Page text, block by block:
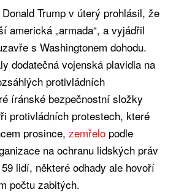
Trump v úterý prohlásil, že
americká „armada“, a vyjádřil
s Washingtonem dohodu.
dodatečná vojenská plavidla na
protivládních
íránské bezpečnostní složky
protivládních protestech, které
prosince, zemřelo podle
na ochranu lidských práv
lidí, některé odhady ale hovoří
počtu zabitých.